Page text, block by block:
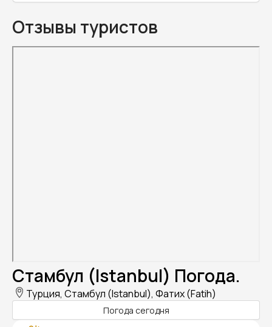
Отзывы туристов
Стамбул (Istanbul) Погода.
Турция, Стамбул (Istanbul), Фатих (Fatih)
Погода сегодня